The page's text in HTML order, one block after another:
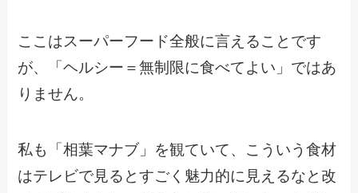
ここはスーパーフード全般に言えることです
が、「ヘルシー＝無制限に食べてよい」ではあ
りません。
私も「相葉マナブ」を観ていて、こういう食材
はテレビで見るとすごく魅力的に見えるなと改